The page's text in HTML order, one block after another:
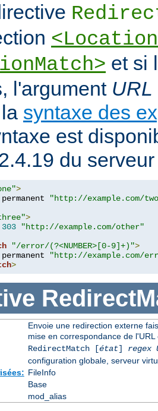
et si
l'argument URL
syntaxe des
est
du
>
permanent
"http://example.com/
>
303
"http://example.com/other"
"/error/(?<NUMBER>[0-9]+)">
permanent
"http://example.com/
>
Envoie une redirection externe
mise en correspondance de l'URL
RedirectMatch [état] regex
configuration globale, serveur
FileInfo
Base
mod_alias